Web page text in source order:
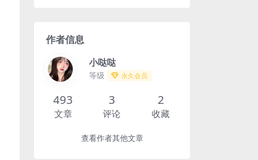
作者信息
小哒哒
等级 永久会员
493
文章
3
评论
2
收藏
查看作者其他文章